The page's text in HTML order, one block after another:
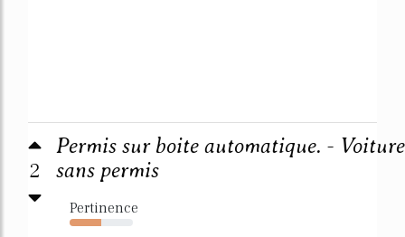
2
Permis sur boite automatique. - Voiture
sans permis
Pertinence
50%